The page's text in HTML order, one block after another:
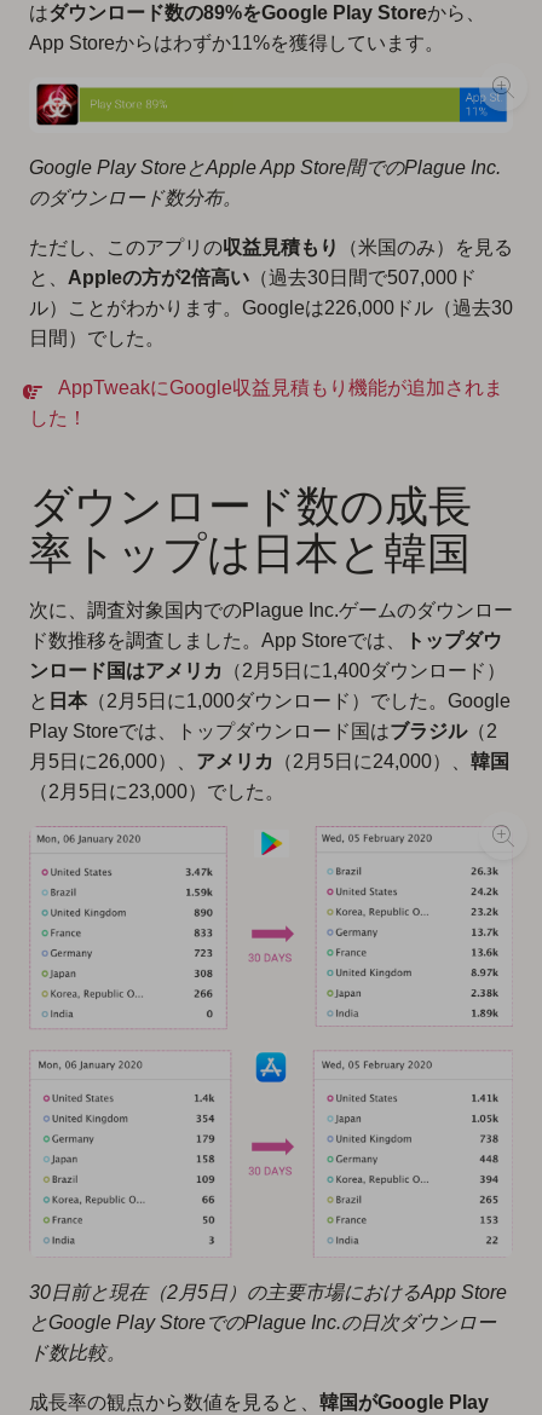
はダウンロード数の89%をGoogle Play Storeから、
App Storeからはわずか11%を獲得しています。
Google Play StoreとApple App Store間でのPlague Inc.
のダウンロード数分布。
ただし、このアプリの収益見積もり
（米国のみ）を見る
と、 Appleの方が2倍高い （過去30日間で507,000ド
ル）ことがわかります。Googleは226,000ドル（過去30
日間）でした。
AppTweakにGoogle収益見積もり機能が追加されま
した！
ダウンロード数の成長
率トップは日本と韓国
次に、調査対象国内でのPlague Inc.ゲームのダウンロー
ド数推移を調査しました。App Storeでは、
トップダウ
ンロード国はアメリカ
（2月5日に1,400ダウンロード）
と 日本 （2月5日に1,000ダウンロード）でした。Google
Play Storeでは、トップダウンロード国はブラジル（2
月5日に26,000）、 アメリカ （2月5日に24,000）、 韓国
（2月5日に23,000）でした。
30日前と現在（2月5日）の主要市場におけるApp Store
とGoogle Play StoreでのPlague Inc.の日次ダウンロー
ド数比較。
成長率の観点から数値を見ると、 韓国がGoogle Play